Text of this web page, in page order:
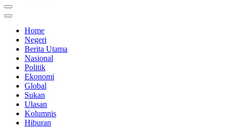
Home
Negeri
Berita Utama
Nasional
Politik
Ekonomi
Global
Sukan
Ulasan
Kolumnis
Hiburan